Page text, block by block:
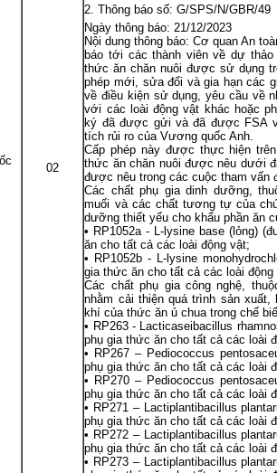
02
Thông báo số: G/SPS/N/GBR/49
Ngày thông báo: 21/12/2023
Nội dung thông báo: Cơ quan An
báo tới các thành viên về dự
thức ăn chăn nuôi được sử dụng
phép mới, sửa đổi và gia hạn các
về điều kiện sử dụng, yêu cầu về
với các loài động vật khác hoặc
ký đã được gửi và đã được FSA
tích rủi ro của Vương quốc Anh.
Cấp phép này được thực hiện
thức ăn chăn nuôi được nêu dưới
được nêu trong các cuộc tham vấn
Các chất phụ gia dinh dưỡng,
muối và các chất tương tự của
dưỡng thiết yếu cho khẩu phần ăn
• RP1052a - L-lysine base (lỏng)
ăn cho tất cả các loài động vật;
• RP1052b - L-lysine
gia thức ăn cho tất cả các loài động
Các chất phụ gia công nghệ,
nhằm cải thiện quá trình sản xuất,
khí của thức ăn ủ chua trong chế
• RP263 - Lacticaseibacillus
phụ gia thức ăn cho tất cả các loài
• RP267 – Pediococcus
phụ gia thức ăn cho tất cả các loài
• RP270 – Pediococcus
phụ gia thức ăn cho tất cả các loài
• RP271 – Lactiplantibacillus
phụ gia thức ăn cho tất cả các loài
• RP272 – Lactiplantibacillus
phụ gia thức ăn cho tất cả các loài
• RP273 – Lactiplantibacillus